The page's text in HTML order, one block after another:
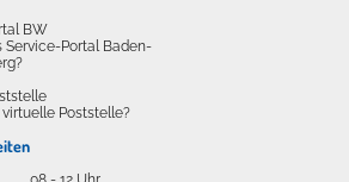
BW
Service-Portal Baden-
Poststelle?